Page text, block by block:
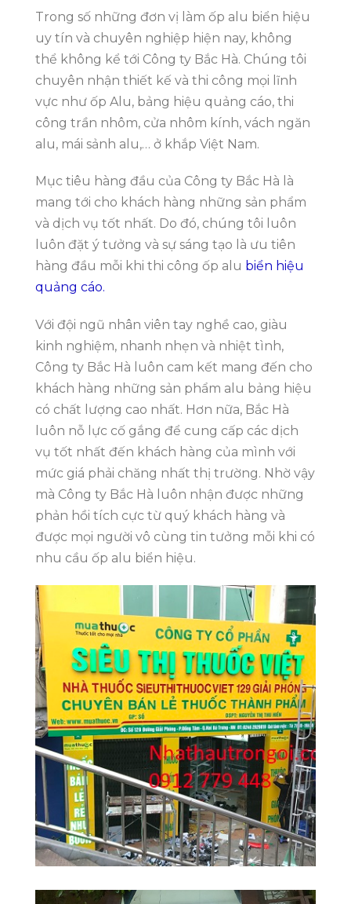
Trong số những đơn vị làm ốp alu biển hiệu
uy tín và chuyên nghiệp hiện nay, không
thể không kể tới Công ty Bắc Hà. Chúng tôi
chuyên nhận thiết kế và thi công mọi lĩnh
vực như ốp Alu, bảng hiệu quảng cáo, thi
công trần nhôm, cửa nhôm kính, vách ngăn
alu, mái sảnh alu,… ở khắp Việt Nam.
Mục tiêu hàng đầu của Công ty Bắc Hà là
mang tới cho khách hàng những sản phẩm
và dịch vụ tốt nhất. Do đó, chúng tôi luôn
luôn đặt ý tưởng và sự sáng tạo là ưu tiên
hàng đầu mỗi khi thi công ốp alu biển hiệu
quảng cáo.
Với đội ngũ nhân viên tay nghề cao, giàu
kinh nghiệm, nhanh nhẹn và nhiệt tình,
Công ty Bắc Hà luôn cam kết mang đến cho
khách hàng những sản phẩm alu bảng hiệu
có chất lượng cao nhất. Hơn nữa, Bắc Hà
luôn nỗ lực cố gắng để cung cấp các dịch
vụ tốt nhất đến khách hàng của mình với
mức giá phải chăng nhất thị trường. Nhờ vậy
mà Công ty Bắc Hà luôn nhận được những
phản hồi tích cực từ quý khách hàng và
được mọi người vô cùng tin tưởng mỗi khi có
nhu cầu ốp alu biển hiệu.